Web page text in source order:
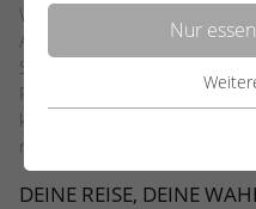
Willkommen bei
Abenteuer ist, das deine
Seit drei Jahrzehnten sind
Reiseerlebnisse zu kreieren,
kombinieren. Mit unserer
noch einfacher, deinen
DEINE REISE, DEINE
Nur
Essentielle Cookies
einwandfrei funktioniert.